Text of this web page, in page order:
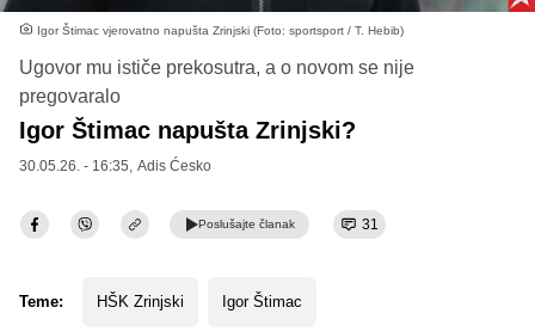
Igor Štimac vjerovatno napušta Zrinjski (Foto: sportsport / T. Hebib)
Ugovor mu ističe prekosutra, a o novom se nije
pregovaralo
Igor Štimac napušta Zrinjski?
30.05.26. - 16:35, Adis Ćesko
Poslušajte članak 31
Teme: HŠK Zrinjski Igor Štimac